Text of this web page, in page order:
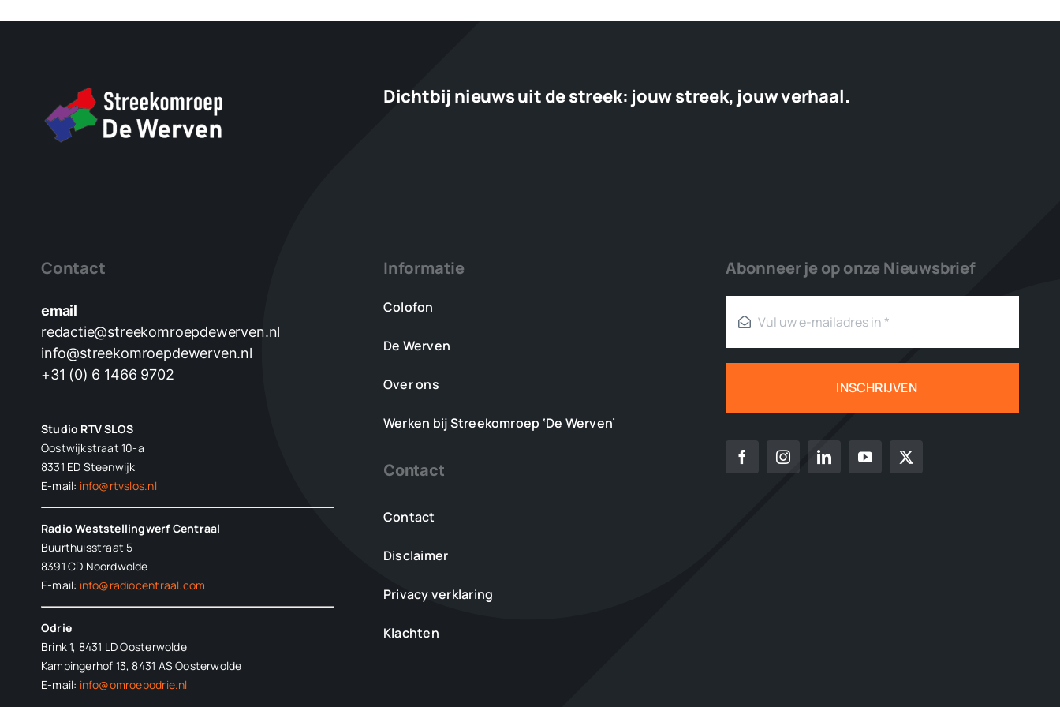
Dichtbij nieuws uit de streek: jouw streek, jouw verhaal.
Contact
email
redactie@streekomroepdewerven.nl
info@streekomroepdewerven.nl
+31 (0) 6 1466 9702
Studio RTV SLOS
Oostwijkstraat 10-a
8331 ED Steenwijk
E-mail: info@rtvslos.nl
Radio Weststellingwerf Centraal
Buurthuisstraat 5
8391 CD Noordwolde
E-mail: info@radiocentraal.com
Odrie
Brink 1, 8431 LD Oosterwolde
Kampingerhof 13, 8431 AS Oosterwolde
E-mail: info@omroepodrie.nl
Informatie
Colofon
De Werven
Over ons
Werken bij Streekomroep ‘De Werven’
Contact
Contact
Disclaimer
Privacy verklaring
Klachten
Abonneer je op onze Nieuwsbrief
INSCHRIJVEN